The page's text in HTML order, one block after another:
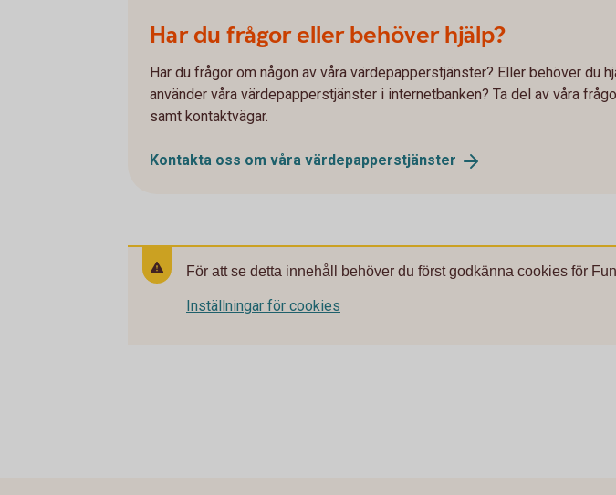
Har du frågor eller behöver hjälp?
Har du frågor om någon av våra värdepapperstjänster? Eller behöver du
använder våra värdepapperstjänster i internetbanken? Ta del av våra
samt kontaktvägar.
Kontakta oss om våra värdepapperstjänster
För att se detta innehåll behöver du först godkänna cookies för
Inställningar för cookies